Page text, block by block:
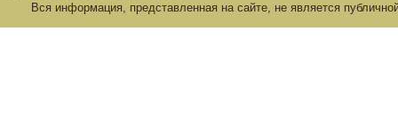
Вся информация, представленная на сайте, не является